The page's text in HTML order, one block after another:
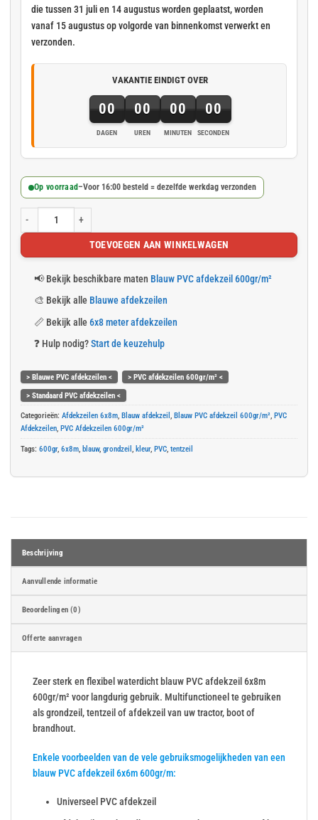
die tussen 31 juli en 14 augustus worden geplaatst, worden
vanaf 15 augustus op volgorde van binnenkomst verwerkt en
verzonden.
VAKANTIE EINDIGT OVER
00
DAGEN
00
UREN
00
MINUTEN
00
SECONDEN
Op voorraad –Voor 16:00 besteld = dezelfde werkdag verzonden
Blauw PVC afdekzeil 6x8m 600gr/m² aantal
TOEVOEGEN AAN WINKELWAGEN
📢 Bekijk beschikbare maten Blauw PVC afdekzeil 600gr/m²
🎨 Bekijk alle Blauwe afdekzeilen
📏 Bekijk alle 6x8 meter afdekzeilen
❓ Hulp nodig? Start de keuzehulp
> Blauwe PVC afdekzeilen <
> PVC afdekzeilen 600gr/m² <
> Standaard PVC afdekzeilen <
Categorieën: Afdekzeilen 6x8m, Blauw afdekzeil , Blauw PVC afdekzeil 600gr/m², PVC
Afdekzeilen, PVC Afdekzeilen 600gr/m²
Tags: 600gr, 6x8m, blauw, grondzeil , kleur, PVC, tentzeil
Beschrijving
Aanvullende informatie
Beoordelingen (0)
Offerte aanvragen
Zeer sterk en flexibel waterdicht blauw PVC afdekzeil 6x8m
600gr/m² voor langdurig gebruik. Multifunctioneel te gebruiken
als grondzeil, tentzeil of afdekzeil van uw tractor, boot of
brandhout.
Enkele voorbeelden van de vele gebruiksmogelijkheden van een
blauw PVC afdekzeil 6x6m 600gr/m:
Universeel PVC afdekzeil